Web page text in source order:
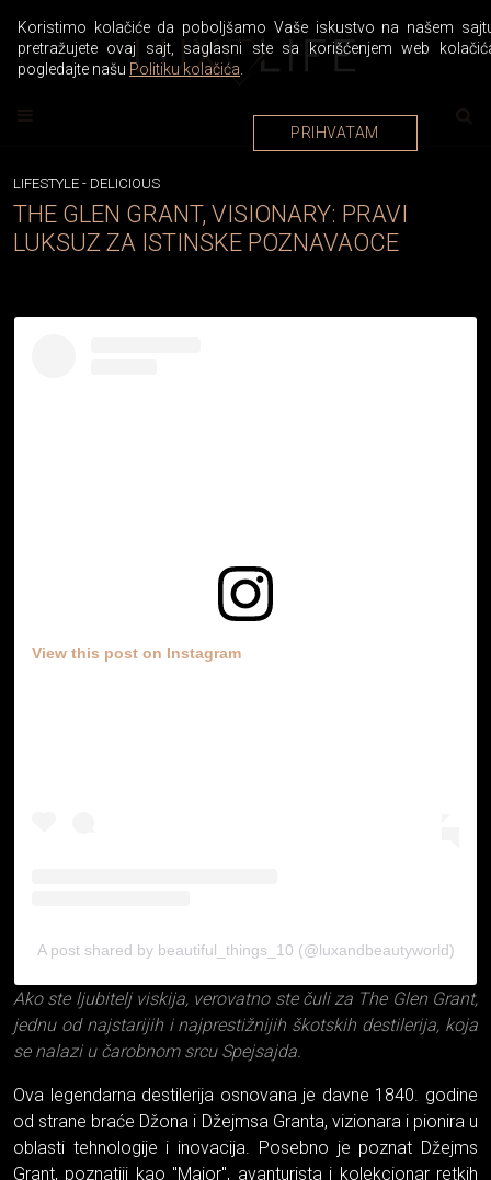
LIFESTYLE - DELICIOUS
THE GLEN GRANT, VISIONARY: PRAVI
LUKSUZ ZA ISTINSKE POZNAVAOCE
View this post on Instagram
A post shared by beautiful_things_10 (@luxandbeautyworld)
Ako ste ljubitelj viskija, verovatno ste čuli za The Glen Grant,
jednu od najstarijih i najprestižnijih škotskih destilerija, koja
se nalazi u čarobnom srcu Spejsajda.
Ova legendarna destilerija osnovana je davne 1840. godine
od strane braće Džona i Džejmsa Granta, vizionara i pionira u
oblasti tehnologije i inovacija. Posebno je poznat Džejms
Grant, poznatiji kao "Major", avanturista i kolekcionar retkih
Koristimo kolačiće da poboljšamo Vaše iskustvo na našem
pretražujete ovaj sajt, saglasni ste sa korišćenjem web
pogledajte našu Politiku kolačića
PRIHVATAM